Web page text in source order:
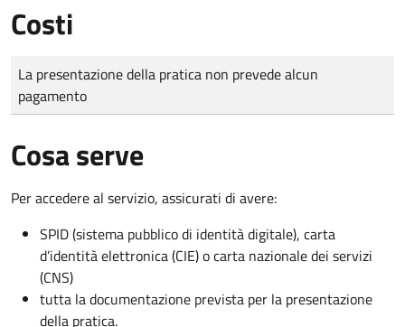
Costi
Tipo di pagamento
Importo
La presentazione della pratica non prevede alcun
pagamento
Cosa serve
Per accedere al servizio, assicurati di avere:
SPID (sistema pubblico di identità digitale), carta
d’identità elettronica (CIE) o carta nazionale dei servizi
(CNS)
tutta la documentazione prevista per la presentazione
della pratica.